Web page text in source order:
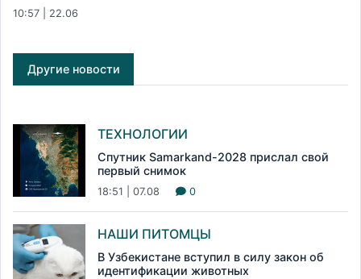
10:57 | 22.06
Другие новости
ТЕХНОЛОГИИ
Спутник Samarkand-2028 прислал свой
первый снимок
18:51 | 07.08 0
НАШИ ПИТОМЦЫ
В Узбекистане вступил в силу закон об
идентификации животных